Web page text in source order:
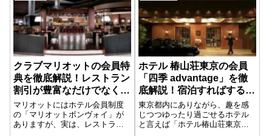
ホテルを構える「ブライトンホ
テル」このホテル...
グゼクティブカードには通常の
カードとクレ...
クラブマリオットの会員特
典を徹底解説！レストラン
割引が豊富なだけでなく宿
泊割引も！2024年最新
版！
マリオットにはホテル会員制度
の「マリオットボンヴォイ」が
ありますが、実は、レストラン
ホテル 椿山荘東京の会員
「四季 advantage」を徹
底解説！宿泊すればするほ
どお得な特典が増えてい
く！
東京都内にありながら、趣を感
じつつゆったり過ごせるホテル
と言えば「ホテル椿山荘東京」